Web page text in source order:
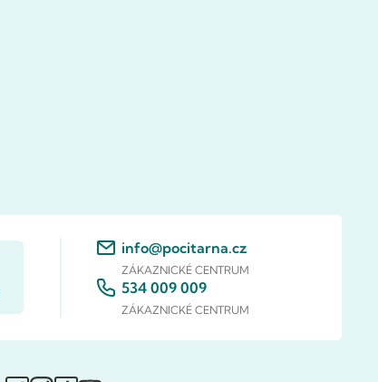
info@pocitarna.cz
ZÁKAZNICKÉ CENTRUM
534 009 009
ZÁKAZNICKÉ CENTRUM